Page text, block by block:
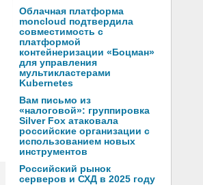
Облачная платформа
moncloud подтвердила
совместимость с
платформой
контейнеризации «Боцман»
для управления
мультикластерами
Kubernetes
Вам письмо из
«налоговой»: группировка
Silver Fox атаковала
российские организации с
использованием новых
инструментов
Российский рынок
серверов и СХД в 2025 году